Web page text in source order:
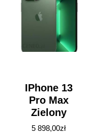
IPhone 13
Pro Max
Zielony
5 898,00zł